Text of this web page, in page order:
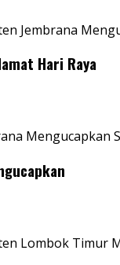
Jembrana
Hari Raya
Mengucapkan
Lombok Timur